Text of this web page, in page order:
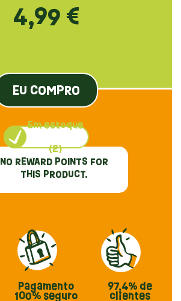
4,99 €
NO REWARD POINTS FOR
THIS PRODUCT.
EU COMPRO
Em estoque
(2)
Pagamento
100% seguro
97,4% de
clientes